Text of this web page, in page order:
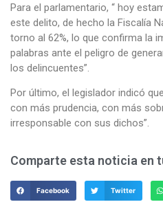
Para el parlamentario, “ hoy
este delito, de hecho la Fiscalía
torno al 62%, lo que confirma la
palabras ante el peligro de
los delincuentes”.
Por último, el legislador indicó
con más prudencia, con más
irresponsable con sus dichos”.
Comparte esta noticia en
Facebook Twitter